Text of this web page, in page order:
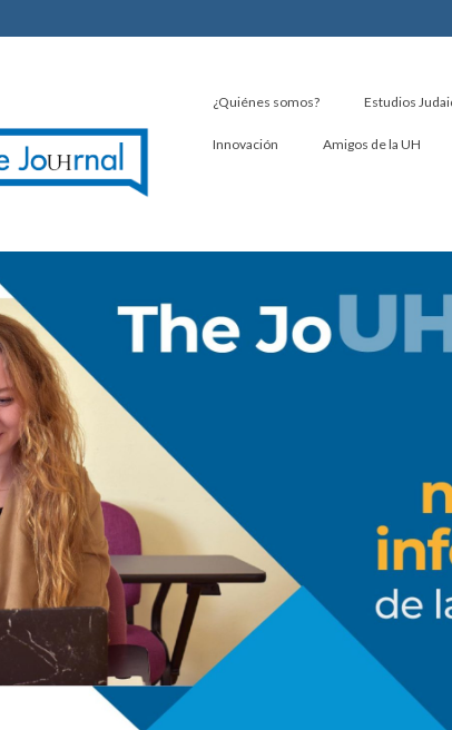
¿Quiénes somos? Estudios
Innovación Amigos de la UH